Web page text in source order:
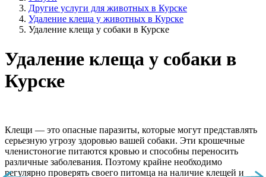
Другие услуги для животных в Курске
Удаление клеща у животных в Курске
Удаление клеща у собаки в Курске
Удаление клеща у собаки в
Курске
Клещи — это опасные паразиты, которые могут представлять
серьезную угрозу здоровью вашей собаки. Эти крошечные
членистоногие питаются кровью и способны переносить
различные заболевания. Поэтому крайне необходимо
регулярно проверять своего питомца на наличие клещей и